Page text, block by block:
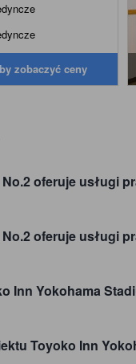
zobaczyć ceny
oferuje usługi
oferuje usługi
Inn Yokohama
Toyoko Inn